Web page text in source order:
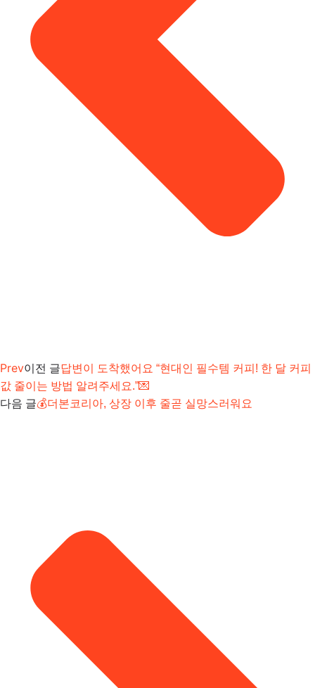
Prev이전 글답변이 도착했어요 “현대인 필수템 커피! 한 달 커피
값 줄이는 방법 알려주세요.”💌
다음 글💰더본코리아, 상장 이후 줄곧 실망스러워요